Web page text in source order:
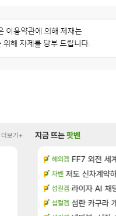
더보기+
메이플 8월 9일 썬데이
리니지M 방금 일어난일
리니지 클래식 똘끼형 다 좋은
메이플 챌린저#77777
지금 뜨는팟벤
해외겜 FF7 외전 세
차벤 저도 신차계약
섭컬겜 라이자 AI 채
섭컬겜 섬란 카구라 개